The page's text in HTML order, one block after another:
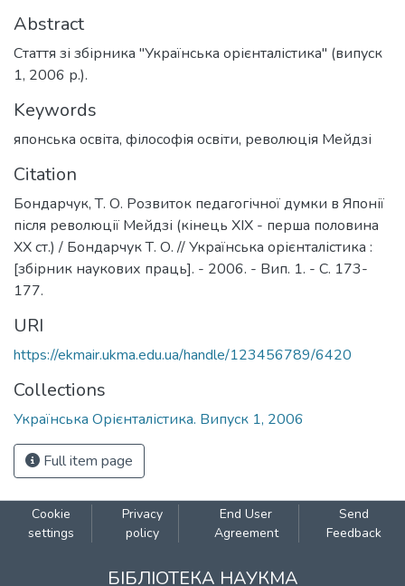
Abstract
Стаття зі збірника "Українська орієнталістика" (випуск
1, 2006 р.).
Keywords
японська освіта, філософія освіти, революція Мейдзі
Citation
Бондарчук, Т. О. Розвиток педагогічної думки в Японії
після революції Мейдзі (кінець ХІХ - перша половина
ХХ ст.) / Бондарчук Т. О. // Українська орієнталістика :
[збірник наукових праць]. - 2006. - Вип. 1. - С. 173-
177.
URI
https://ekmair.ukma.edu.ua/handle/123456789/6420
Collections
Українська Орієнталістика. Випуск 1, 2006
Full item page
Cookie
settings
Privacy
policy
End User
Agreement
Send
Feedback
БІБЛІОТЕКА НАУКМА